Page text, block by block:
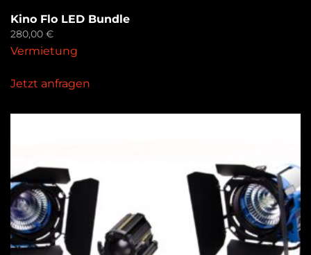
Kino Flo LED Bundle
280,00 €
Vermietung
Jetzt anfragen